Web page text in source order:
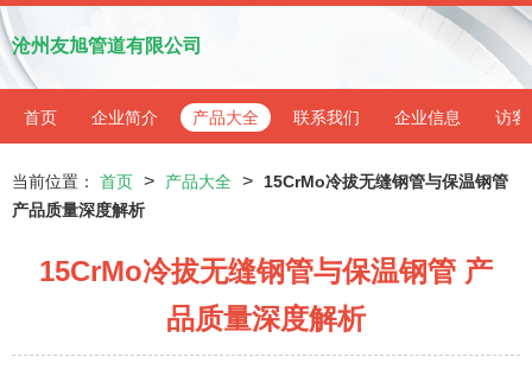
沧州友旭管道有限公司
首页 企业简介 产品大全 联系我们 企业信息 访客
当前位置： 首页 > 产品大全 >
15CrMo冷拔无缝钢管与保温钢管
产品质量深度解析
15CrMo冷拔无缝钢管与保温钢管 产
品质量深度解析